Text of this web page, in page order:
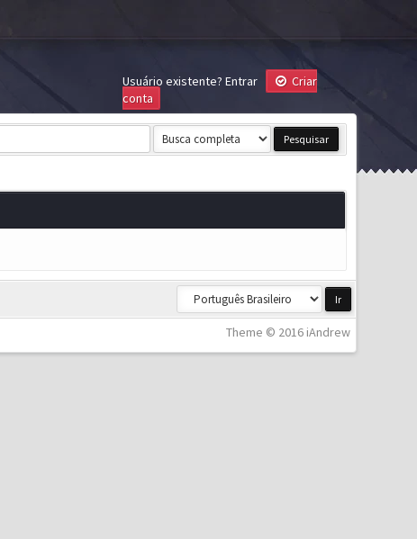
Usuário existente? Entrar
Criar
conta
Theme © 2016 iAndrew